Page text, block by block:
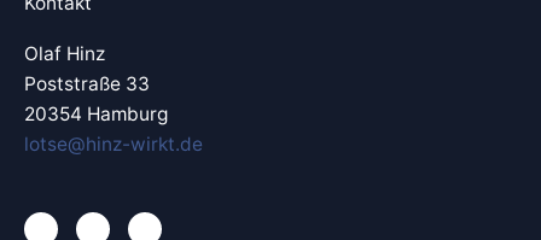
Olaf Hinz
Poststraße 33
20354 Hamburg
lotse@hinz-wirkt.de
L
X
Y